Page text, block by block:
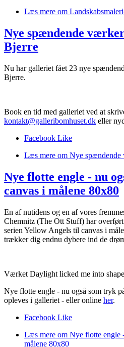
Læs mere om
Nye spændende
Bjerre
Nu har galleriet fået 23 nye
Bjerre.
Book en tid med galleriet ved at
kontakt@galleribomhuset.dk eller
Facebook Like
Læs mere om Nye
Nye flotte engle - nu
canvas i målene 80x80
En af nutidens og en af vores
Chemnitz (The Ott Stuff) har
serien Yellow Angels til canvas i
trækker dig endnu dybere ind de
Værket Daylight licked me into
Nye flotte engle - nu også som tryk
opleves i galleriet - eller online her.
Facebook Like
Læs mere om Nye flotte engle
målene 80x80